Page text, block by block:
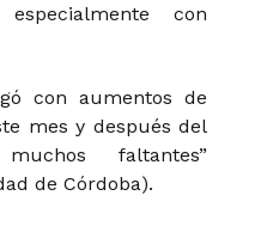
con
con aumentos de
mes y después del
faltantes”
de Córdoba).